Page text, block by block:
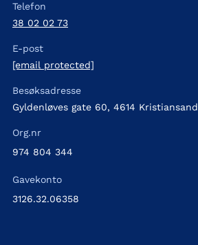
Telefon
38 02 02 73
E-post
[email protected]
Besøksadresse
Gyldenløves gate 60, 4614 Kristiansand
Org.nr
974 804 344
Gavekonto
3126.32.06358